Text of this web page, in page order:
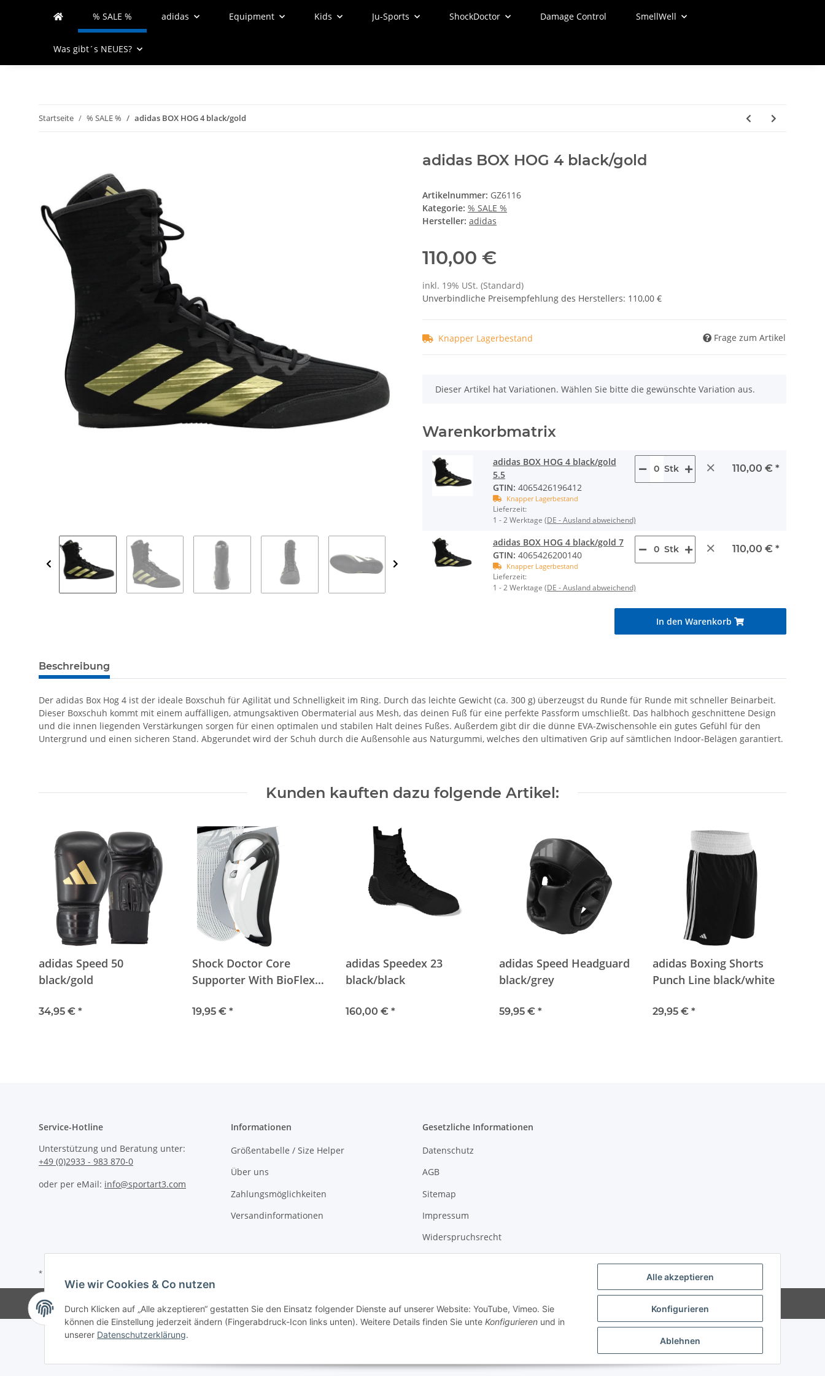
% SALE % adidas Equipment Kids Ju-Sports ShockDoctor Damage Control SmellWell
Was gibt´s NEUES?
Startseite % SALE % adidas BOX HOG 4 black/gold
adidas BOX HOG 4 black/gold
Artikelnummer: GZ6116
Kategorie: % SALE %
Hersteller: adidas
110,00 €
inkl. 19% USt. (Standard)
Unverbindliche Preisempfehlung des Herstellers: 110,00 €
Knapper Lagerbestand Frage zum Artikel
x
Dieser Artikel hat Variationen. Wählen Sie bitte die gewünschte Variation aus.
Warenkorbmatrix
adidas BOX HOG 4 black/gold
5.5
GTIN: 4065426196412
Knapper Lagerbestand
Lieferzeit:
1 - 2 Werktage (DE - Ausland abweichend)
Stk × 110,00 €*
adidas BOX HOG 4 black/gold 7
GTIN: 4065426200140
Knapper Lagerbestand
Lieferzeit:
1 - 2 Werktage (DE - Ausland abweichend)
Stk × 110,00 €*
In den Warenkorb
Beschreibung
Der adidas Box Hog 4 ist der ideale Boxschuh für Agilität und Schnelligkeit im Ring. Durch das leichte Gewicht (ca. 300 g) überzeugst du Runde für Runde mit schneller Beinarbeit.
Dieser Boxschuh kommt mit einem auffälligen, atmungsaktiven Obermaterial aus Mesh, das deinen Fuß für eine perfekte Passform umschließt. Das halbhoch geschnittene Design
und die innen liegenden Verstärkungen sorgen für einen optimalen und stabilen Halt deines Fußes. Außerdem gibt dir die dünne EVA-Zwischensohle ein gutes Gefühl für den
Untergrund und einen sicheren Stand. Abgerundet wird der Schuh durch die Außensohle aus Naturgummi, welches den ultimativen Grip auf sämtlichen Indoor-Belägen garantiert.
Kunden kauften dazu folgende Artikel:
adidas Speed 50
black/gold
34,95 € *
Shock Doctor Core
Supporter With BioFlex
19,95 € *
adidas Speedex 23
black/black
160,00 € *
adidas Speed Headguard
black/grey
59,95 € *
adidas Boxing Shorts
Punch Line black/white
29,95 € *
Service-Hotline
Unterstützung und Beratung unter:
+49 (0)2933 - 983 870-0
oder per eMail: info@sportart3.com
Informationen
Größentabelle / Size Helper
Über uns
Zahlungsmöglichkeiten
Versandinformationen
Gesetzliche Informationen
Datenschutz
AGB
Sitemap
Impressum
Widerspruchsrecht
* Alle Preise inkl. gesetzlicher USt.
Powered by
Wie wir Cookies & Co nutzen
Durch Klicken auf „Alle akzeptieren“ gestatten Sie den Einsatz folgender Dienste auf unserer Website: YouTube, Vimeo. Sie
können die Einstellung jederzeit ändern (Fingerabdruck-Icon links unten). Weitere Details finden Sie unte Konfigurieren und in
unserer Datenschutzerklärung.
Alle akzeptieren
Konfigurieren
Ablehnen